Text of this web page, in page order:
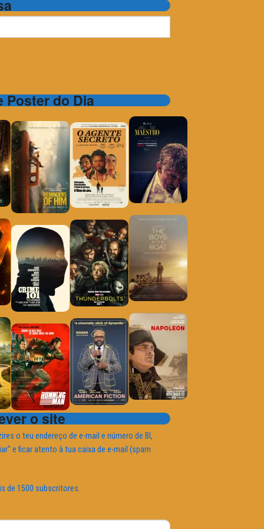
Poster do Dia
o site
o teu endereço de e-mail e número de BI,
e ficar atento à tua caixa de e-mail (spam
de 1500 subscritores.